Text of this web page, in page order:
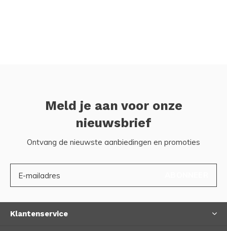
Meld je aan voor onze
nieuwsbrief
Ontvang de nieuwste aanbiedingen en promoties
Klantenservice